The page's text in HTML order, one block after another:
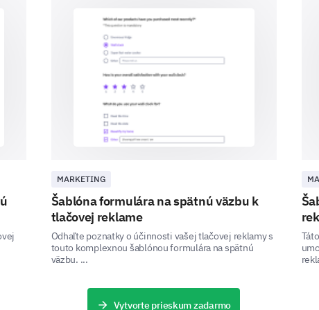
In this section, we desire to learn about your
brand.
Can you share a memorable experience
A few more details about you.
This information will help us to better
perceive our brand.
MARKETING
Šablóna formulára na spätnú väzbu k
tlačovej reklame
Odhaľte poznatky o účinnosti vašej tlačovej reklamy s
touto komplexnou šablónou formulára na spätnú
väzbu. ...
Vytvorte prieskum zadarmo